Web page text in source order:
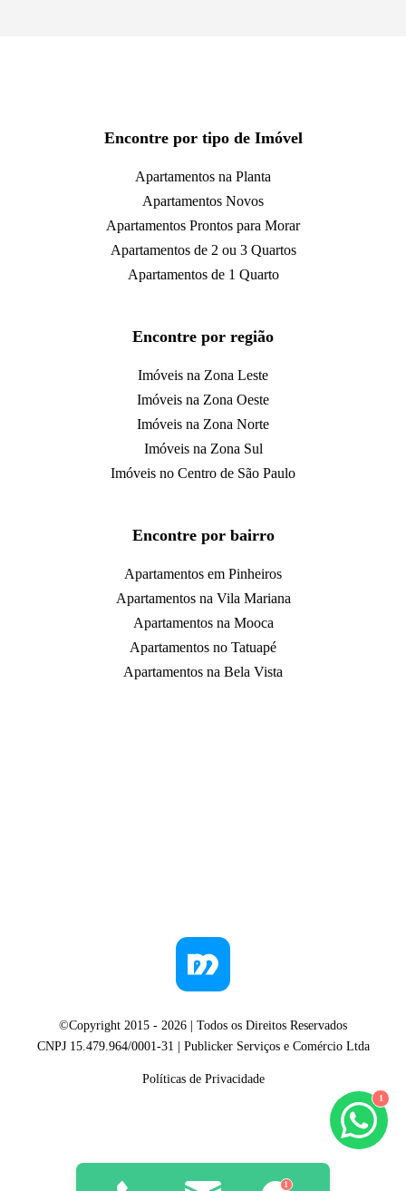
1
1
Encontre por tipo de Imóvel
Apartamentos na Planta
Apartamentos Novos
Apartamentos Prontos para Morar
Apartamentos de 2 ou 3 Quartos
Apartamentos de 1 Quarto
Encontre por região
Imóveis na Zona Leste
Imóveis na Zona Oeste
Imóveis na Zona Norte
Imóveis na Zona Sul
Imóveis no Centro de São Paulo
Encontre por bairro
Apartamentos em Pinheiros
Apartamentos na Vila Mariana
Apartamentos na Mooca
Apartamentos no Tatuapé
Apartamentos na Bela Vista
©Copyright 2015 - 2026 | Todos os Direitos Reservados
CNPJ 15.479.964/0001-31 | Publicker Serviços e Comércio Ltda
Políticas de Privacidade